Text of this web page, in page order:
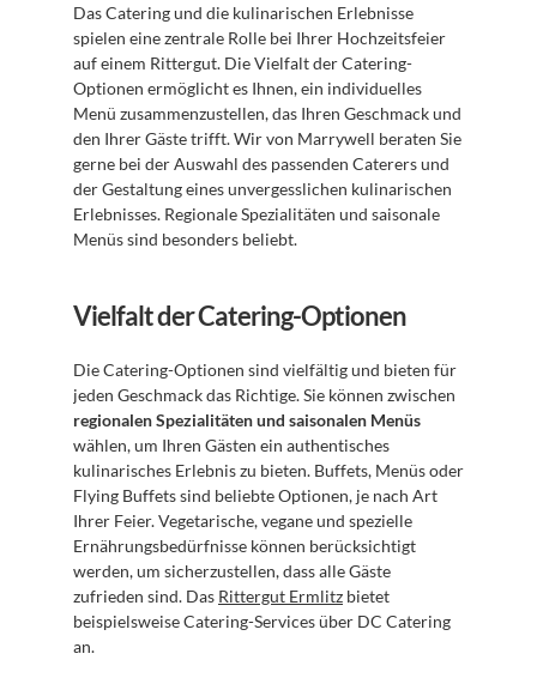
Das Catering und die kulinarischen Erlebnisse
spielen eine zentrale Rolle bei Ihrer Hochzeitsfeier
auf einem Rittergut. Die Vielfalt der Catering-
Optionen ermöglicht es Ihnen, ein individuelles
Menü zusammenzustellen, das Ihren Geschmack und
den Ihrer Gäste trifft. Wir von Marrywell beraten Sie
gerne bei der Auswahl des passenden Caterers und
der Gestaltung eines unvergesslichen kulinarischen
Erlebnisses. Regionale Spezialitäten und saisonale
Menüs sind besonders beliebt.
Vielfalt der Catering-Optionen
Die Catering-Optionen sind vielfältig und bieten für
regionalen Spezialitäten und saisonalen Menüs
wählen, um Ihren Gästen ein authentisches
kulinarisches Erlebnis zu bieten. Buffets, Menüs oder
Flying Buffets sind beliebte Optionen, je nach Art
Ihrer Feier. Vegetarische, vegane und spezielle
Ernährungsbedürfnisse können berücksichtigt
werden, um sicherzustellen, dass alle Gäste
zufrieden sind. Das Rittergut Ermlitz bietet
beispielsweise Catering-Services über DC Catering
an.